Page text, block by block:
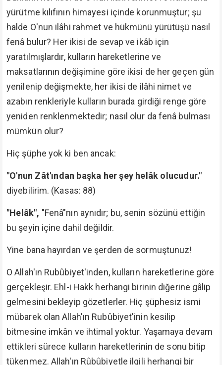
yürütme kılıfının himayesi içinde korunmuştur; şu
halde O'nun ilâhi rahmet ve hükmünü yürütüşü nasıl
fenâ bulur? Her ikisi de sevap ve ikâb için
yaratılmışlardır, kulların hareketlerine ve
maksatlarının değişimine göre ikisi de her geçen gün
yenilenip değişmekte, her ikisi de ilâhi nimet ve
azabın renkleriyle kulların burada girdiği renge göre
yeniden renklenmektedir; nasıl olur da fenâ bulması
mümkün olur?
Hiç şüphe yok ki ben ancak:
"O'nun Zât'ından başka her şey helâk olucudur."
diyebilirim. (Kasas: 88)
"Helâk", "Fenâ"nın aynıdır; bu, senin sözünü ettiğin
bu şeyin içine dahil değildir.
Yine bana hayırdan ve şerden de sormuştunuz!
O Allah'ın Rubûbiyet'inden, kulların hareketlerine göre
gerçekleşir. Ehl-i Hakk herhangi birinin diğerine gâlip
gelmesini bekleyip gözetlerler. Hiç şüphesiz ismi
mübarek olan Allah'ın Rubûbiyet'inin kesilip
bitmesine imkân ve ihtimal yoktur. Yaşamaya devam
ettikleri sürece kulların hareketlerinin de sonu bitip
tükenmez. Allah'ın Rûbûbiyetle ilgili herhangi bir